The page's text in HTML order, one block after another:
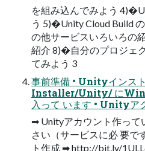
を組み込んでみよう
う 5)�Unity Cloud Build
の他サービスいろいろの
紹介 8)�自分のプロジェ
てみよう 3
事前準備 • Unityインス
Installer/Unity/ に
入って います • Unityア
➡ Unityアカウント作って
さい（サービスに必 要で
ト作成 ➡ http://bit.ly/